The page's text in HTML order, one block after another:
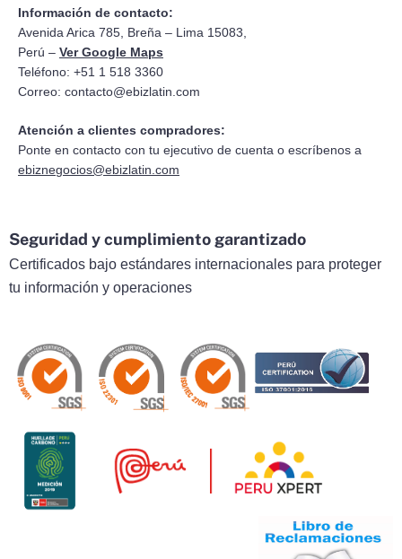
Información de contacto:
Avenida Arica 785, Breña – Lima 15083,
Perú – Ver Google Maps
Teléfono: +51 1 518 3360
Correo: contacto@ebizlatin.com
Atención a clientes compradores:
Ponte en contacto con tu ejecutivo de cuenta o escríbenos a
ebiznegocios@ebizlatin.com
Seguridad y cumplimiento garantizado
Certificados bajo estándares internacionales para proteger
tu información y operaciones